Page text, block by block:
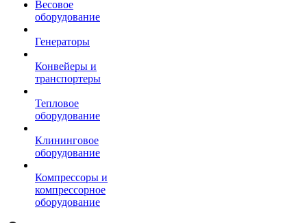
Весовое
оборудование
Генераторы
Конвейеры и
транспортеры
Тепловое
оборудование
Клининговое
оборудование
Компрессоры и
компрессорное
оборудование